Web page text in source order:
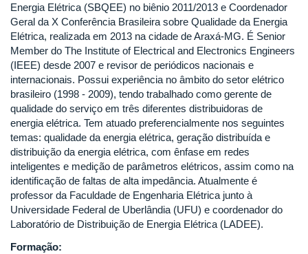
Energia Elétrica (SBQEE) no biênio 2011/2013 e Coordenador
Geral da X Conferência Brasileira sobre Qualidade da Energia
Elétrica, realizada em 2013 na cidade de Araxá-MG. É Senior
Member do The Institute of Electrical and Electronics Engineers
(IEEE) desde 2007 e revisor de periódicos nacionais e
internacionais. Possui experiência no âmbito do setor elétrico
brasileiro (1998 - 2009), tendo trabalhado como gerente de
qualidade do serviço em três diferentes distribuidoras de
energia elétrica. Tem atuado preferencialmente nos seguintes
temas: qualidade da energia elétrica, geração distribuída e
distribuição da energia elétrica, com ênfase em redes
inteligentes e medição de parâmetros elétricos, assim como na
identificação de faltas de alta impedância. Atualmente é
professor da Faculdade de Engenharia Elétrica junto à
Universidade Federal de Uberlândia (UFU) e coordenador do
Laboratório de Distribuição de Energia Elétrica (LADEE).
Formação: